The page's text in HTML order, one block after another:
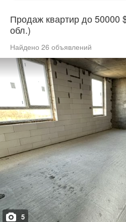
Продаж квартир до 50000
обл.)
Найдено 26 объявлений
5